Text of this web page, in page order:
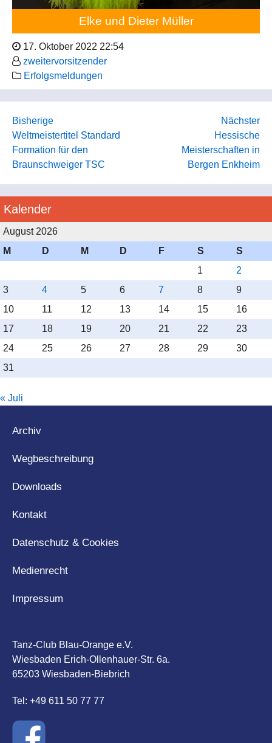
Elke und Dieter Müller
17. Oktober 2022 22:54
zweitervorsitzender
Erfolgsmeldungen
Bisherige
Weltmeistertitel Standard
Formation für den
Braunschweiger TSC
Nächster
Hessische
Meisterschaften in
Bergen Enkheim
Kalender
August 2026
M
D M D F S
S
1
2
3
4 5 6 7 8
9
10
11 12 13 14 15
16
17
18 19 20 21 22
23
24
25 26 27 28 29
30
31
« Juli
Archiv
Wegbeschreibung
Downloads
Kontakt
Datenschutz & Cookies
Medienrecht
Impressum
Tanz-Club Blau-Orange e.V.
Wiesbaden Erich-Ollenhauer-Str. 6a.
65203 Wiesbaden-Biebrich
Tel: +49 611 50 77 77